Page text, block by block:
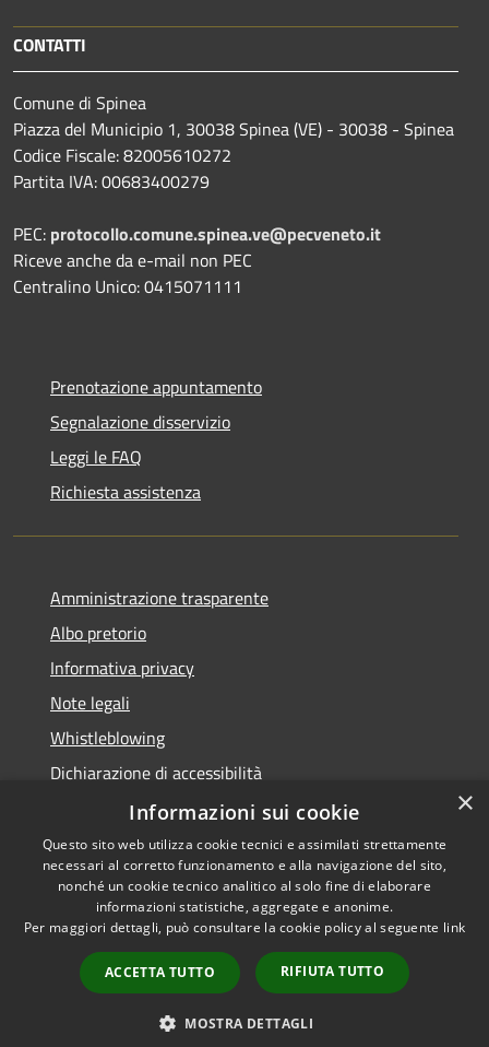
CONTATTI
Comune di Spinea
Piazza del Municipio 1, 30038 Spinea (VE) - 30038 - Spinea
Codice Fiscale: 82005610272
Partita IVA: 00683400279
PEC: protocollo.comune.spinea.ve@pecveneto.it
Riceve anche da e-mail non PEC
Centralino Unico: 0415071111
Prenotazione appuntamento
Segnalazione disservizio
Leggi le FAQ
Richiesta assistenza
Amministrazione trasparente
Albo pretorio
Informativa privacy
Note legali
Whistleblowing
Dichiarazione di accessibilità
Obiettivi di accessibilità
RSS
Accessibilità
Copyright © 2026 • Comune di
Municipium•
Accesso
redazione
×
Informazioni sui cookie
Questo sito web utilizza cookie tecnici e assimilati strettamente
necessari al corretto funzionamento e alla navigazione del sito,
nonché un cookie tecnico analitico al solo fine di elaborare
informazioni statistiche, aggregate e anonime.
Per maggiori dettagli, può consultare la cookie policy al seguente link
ACCETTA TUTTO RIFIUTA TUTTO
MOSTRA DETTAGLI